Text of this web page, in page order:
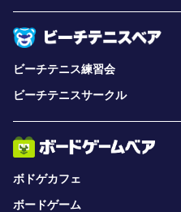
ビーチテニス練習会
ビーチテニスサークル
ボドゲカフェ
ボードゲーム